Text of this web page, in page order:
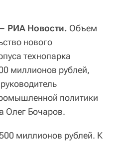
РИА Новости. Объем
нового
технопарка
миллионов рублей,
политики
Олег Бочаров.
миллионов рублей. К